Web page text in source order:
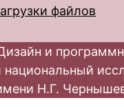
файлов
и
национальный
Н.Г.